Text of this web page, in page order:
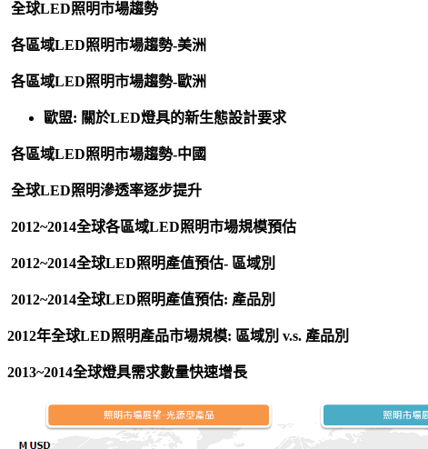
全球LED照明市場趨勢
各區域LED照明市場趨勢-美洲
各區域LED照明市場趨勢-歐洲
歐盟: 關於LED燈具的新生態設計要求
各區域LED照明市場趨勢-中國
全球LED照明滲透率逐步提升
2012~2014全球各區域LED照明市場規模預估
2012~2014全球LED照明產值預估- 區域別
2012~2014全球LED照明產值預估: 產品別
2012年全球LED照明產品市場規模: 區域別 v.s. 產品別
2013~2014全球燈具需求數量快速增長